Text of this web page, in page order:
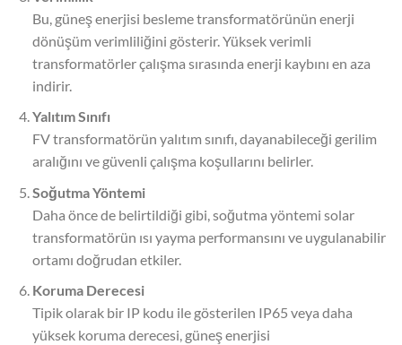
Bu, güneş enerjisi besleme transformatörünün enerji
dönüşüm verimliliğini gösterir. Yüksek verimli
transformatörler çalışma sırasında enerji kaybını en aza
indirir.
Yalıtım Sınıfı
FV transformatörün yalıtım sınıfı, dayanabileceği gerilim
aralığını ve güvenli çalışma koşullarını belirler.
Soğutma Yöntemi
Daha önce de belirtildiği gibi, soğutma yöntemi solar
transformatörün ısı yayma performansını ve uygulanabilir
ortamı doğrudan etkiler.
Koruma Derecesi
Tipik olarak bir IP kodu ile gösterilen IP65 veya daha
yüksek koruma derecesi, güneş enerjisi